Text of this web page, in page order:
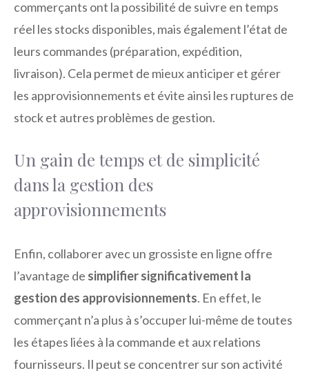
commerçants ont la possibilité de suivre en temps
réel les stocks disponibles, mais également l’état de
leurs commandes (préparation, expédition,
livraison). Cela permet de mieux anticiper et gérer
les approvisionnements et évite ainsi les ruptures de
stock et autres problèmes de gestion.
Un gain de temps et de simplicité
dans la gestion des
approvisionnements
Enfin, collaborer avec un grossiste en ligne offre
l’avantage de simplifier significativement la
gestion des approvisionnements. En effet, le
commerçant n’a plus à s’occuper lui-même de toutes
les étapes liées à la commande et aux relations
fournisseurs. Il peut se concentrer sur son activité